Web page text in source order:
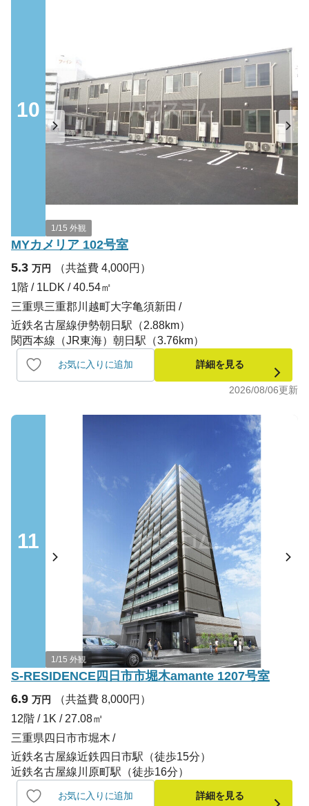
10
1/15 外観
MYカメリア 102号室
5.3 万円
（共益費 4,000円）
1階 / 1LDK / 40.54㎡
三重県三重郡川越町大字亀須新田
近鉄名古屋線伊勢朝日駅（2.88km）
関西本線（JR東海）朝日駅（3.76km）
お気に入りに追加 詳細を見る
2026/08/06更新
11
1/15 外観
S-RESIDENCE四日市市堀木amante 1207号室
6.9 万円
（共益費 8,000円）
12階 / 1K / 27.08㎡
三重県四日市市堀木
近鉄名古屋線近鉄四日市駅（徒歩15分）
近鉄名古屋線川原町駅（徒歩16分）
お気に入りに追加 詳細を見る